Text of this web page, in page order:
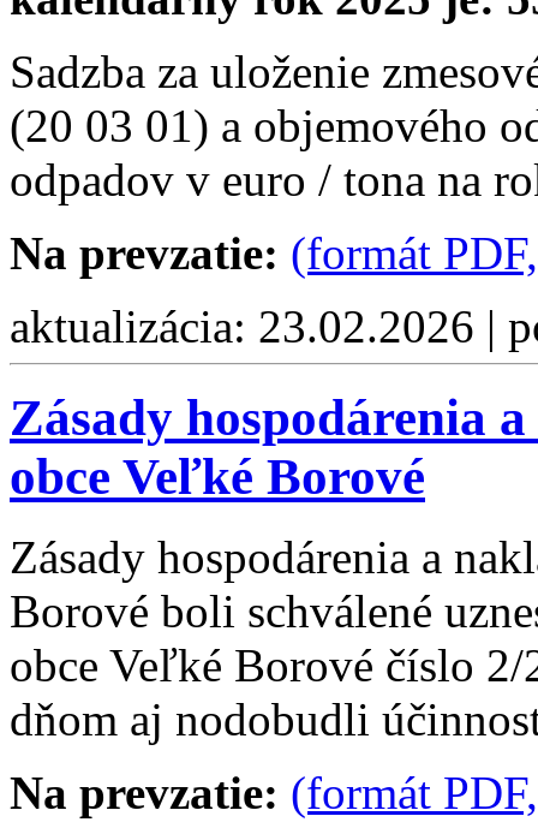
Sadzba za uloženie
(20 03 01) a objemového
odpadov v euro / tona na
Na prevzatie: (formát
aktualizácia: 23.02.2026 |
Zásady hospodárenia
obce Veľké Borové
Zásady hospodárenia a
Borové boli schválené
obce Veľké Borové číslo
dňom aj nodobudli
Na prevzatie: (formát